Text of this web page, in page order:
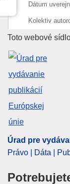
Dátum
Kolektiv
únie
Oblasť:
Úrad
Toto webové
Úrad pre
Právo | Dáta |